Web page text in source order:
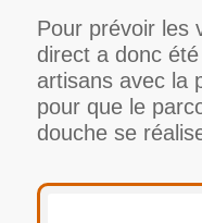
Pour prévoir les
direct a donc
artisans avec la
pour que le
douche se